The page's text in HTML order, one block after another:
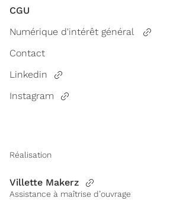
CGU
Numérique d'intérêt général
Contact
Linkedin
Instagram
Réalisation
Villette Makerz
Assistance à maîtrise d’ouvrage